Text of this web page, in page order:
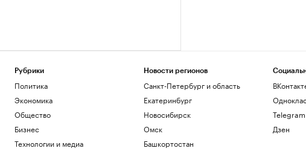
Рубрики
Политика
Экономика
Общество
Бизнес
Технологии и медиа
Новости регионов
Санкт-Петербург и область
Екатеринбург
Новосибирск
Омск
Башкортостан
Telegram
Дзен